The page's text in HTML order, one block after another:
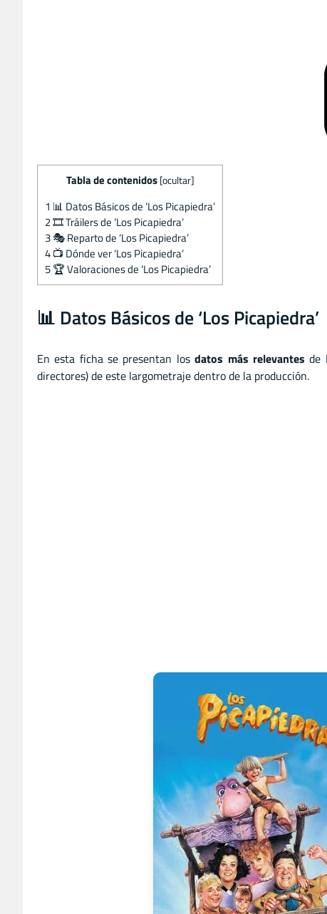
Tabla de contenidos [ocultar]
1 📊 Datos Básicos de ‘Los Picapiedra’
2🎞️ Tráilers de ‘Los Picapiedra’
3🎭 Reparto de ‘Los Picapiedra’
4📺 Dónde ver ‘Los Picapiedra’
5🏆 Valoraciones de ‘Los Picapiedra’
📊 Datos Básicos de ‘Los Picapiedra’
En esta ficha se presentan losdatos más relevantes de
directores) de este largometraje dentro de la producción.